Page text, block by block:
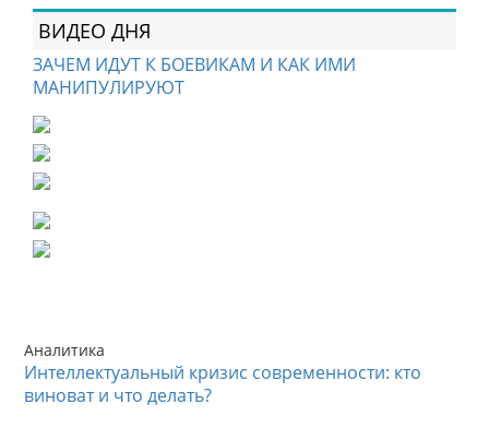
ВИДЕО ДНЯ
ЗАЧЕМ ИДУТ К БОЕВИКАМ И КАК ИМИ
МАНИПУЛИРУЮТ
Аналитика
Интеллектуальный кризис современности: кто
виноват и что делать?